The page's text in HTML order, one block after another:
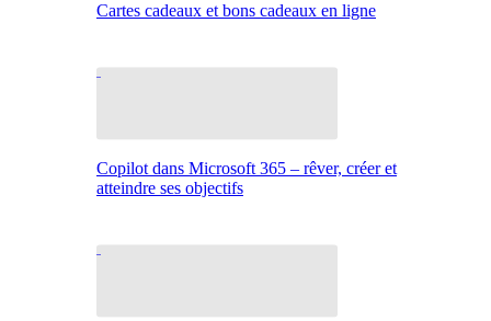
Cartes cadeaux et bons cadeaux en ligne
Copilot dans Microsoft 365 – rêver, créer et
atteindre ses objectifs